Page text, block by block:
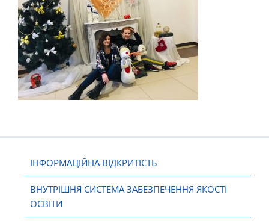
ІНФОРМАЦІЙНА ВІДКРИТІСТЬ
ВНУТРІШНЯ СИСТЕМА ЗАБЕЗПЕЧЕННЯ ЯКОСТІ
ОСВІТИ